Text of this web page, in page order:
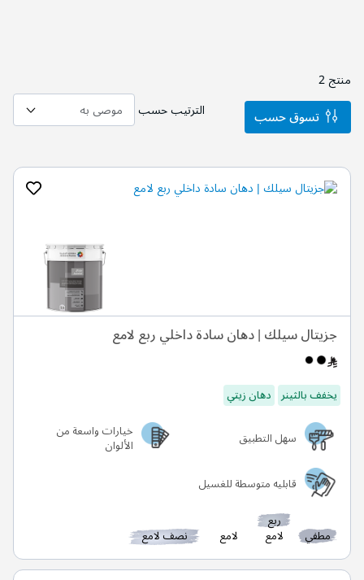
منتج2
الترتيب حسب
جزيتال سيلك | دهان سادة داخلي ربع لامع
يخفف بالثينر دهان زيتي
سهل التطبيق
خيارات واسعة من
الألوان
قابليه متوسطة للغسيل
مطفي
ربع
لامع لامع نصف لامع
تسوق حسب